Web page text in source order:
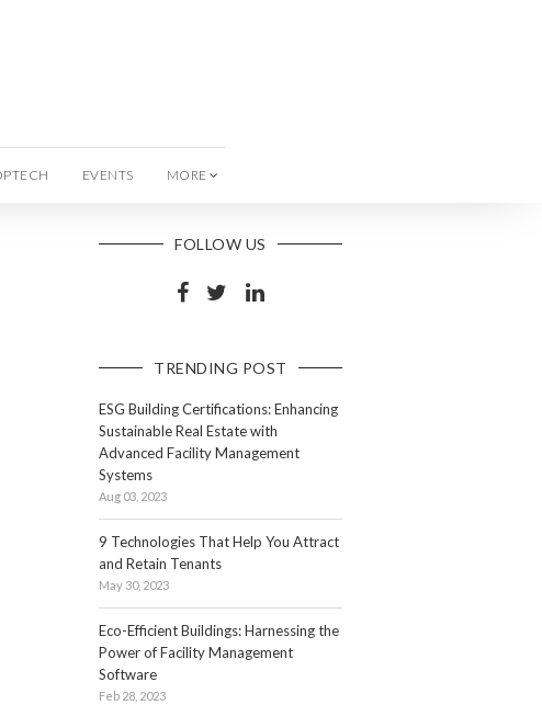
EVENTS MORE
FOLLOW US
TRENDING POST
ESG Building Certifications: Enhancing
Sustainable Real Estate with
Advanced Facility Management
Systems
Aug 03, 2023
9 Technologies That Help You Attract
and Retain Tenants
May 30, 2023
Eco-Efficient Buildings: Harnessing the
Power of Facility Management
Software
Feb 28, 2023